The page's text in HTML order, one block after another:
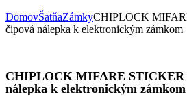
DomovŠatňaZámkyCHIPLOCK
čipová nálepka k elektronickým zámkom
CHIPLOCK MIFARE STICKER
nálepka k elektronickým zámkom